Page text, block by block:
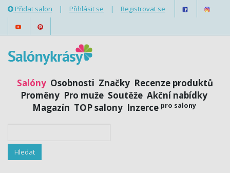
Přidat salon | Přihlásit se | Registrovat se
Salóny Osobnosti Značky Recenze produktů
Proměny Pro muže Soutěže Akční nabídky
Magazín TOP salony Inzerce pro salony